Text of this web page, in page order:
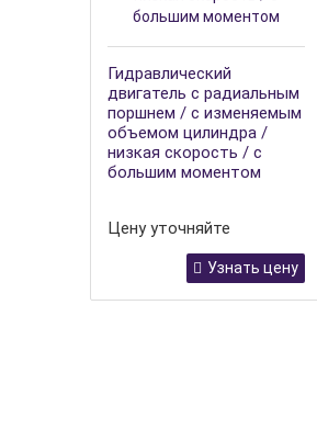
Гидравлический
двигатель с радиальным
поршнем / с изменяемым
объемом цилиндра /
низкая скорость / с
большим моментом
Цену уточняйте
Узнать цену